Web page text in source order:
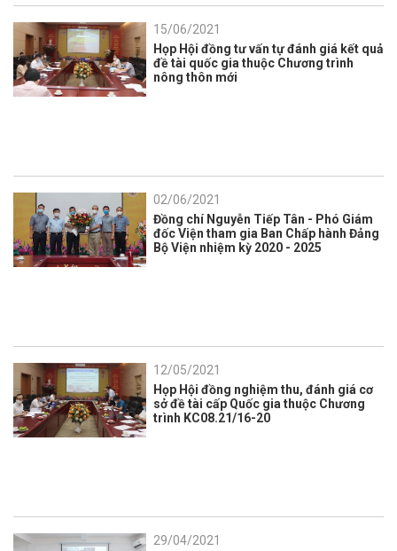
15/06/2021
Họp Hội đồng tư vấn tự đánh giá kết quả
đề tài quốc gia thuộc Chương trình
nông thôn mới
02/06/2021
Đồng chí Nguyễn Tiếp Tân - Phó Giám
đốc Viện tham gia Ban Chấp hành Đảng
Bộ Viện nhiệm kỳ 2020 - 2025
12/05/2021
Họp Hội đồng nghiệm thu, đánh giá cơ
sở đề tài cấp Quốc gia thuộc Chương
trình KC08.21/16-20
29/04/2021